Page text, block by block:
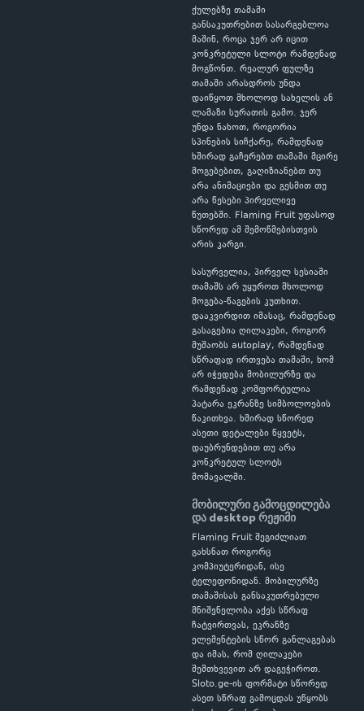
ქულებზე თამაში
განსაკუთრებით სასარგებლოა
მაშინ, როცა ჯერ არ იცით
კონკრეტული სლოტი რამდენად
მოგწონთ. რეალურ ფულზე
თამაში არასდროს უნდა
დაიწყოთ მხოლოდ სახელის ან
ლამაზი სურათის გამო. ჯერ
უნდა ნახოთ, როგორია
სპინების სიჩქარე, რამდენად
ხშირად გაჩერებთ თამაში მცირე
მოგებებით, გაღიზიანებთ თუ
არა ანიმაციები და გესმით თუ
არა წესები პირველივე
წუთებში. Flaming Fruit უფასოდ
სწორედ ამ შემოწმებისთვის
არის კარგი.
სასურველია, პირველ სესიაში
თამაშს არ უყუროთ მხოლოდ
მოგება-წაგების კუთხით.
დააკვირდით იმასაც, რამდენად
გასაგებია ღილაკები, როგორ
მუშაობს autoplay, რამდენად
სწრაფად ირთვება თამაში, ხომ
არ იჭედება მობილურზე და
რამდენად კომფორტულია
პატარა ეკრანზე სიმბოლოების
წაკითხვა. ხშირად სწორედ
ასეთი დეტალები წყვეტს,
დაუბრუნდებით თუ არა
კონკრეტულ სლოტს
მომავალში.
მობილური გამოცდილება
და desktop რეჟიმი
Flaming Fruit შეგიძლიათ
გახსნათ როგორც
კომპიუტერიდან, ისე
ტელეფონიდან. მობილურზე
თამაშისას განსაკუთრებული
მნიშვნელობა აქვს სწრაფ
ჩატვირთვას, ეკრანზე
ელემენტების სწორ განლაგებას
და იმას, რომ ღილაკები
შემთხვევით არ დაგეჭიროთ.
Sloto.ge-ის ფორმატი სწორედ
ასეთ სწრაფ გამოცდას უწყობს